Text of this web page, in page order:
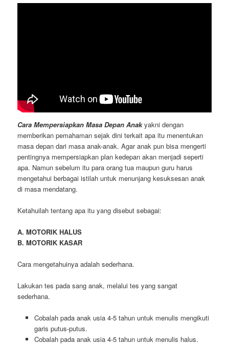
Cara Mempersiapkan Masa Depan Anakyakni dengan
memberikan pemahaman sejak dini terkait apa itu menentukan
masa depan dari masa anak-anak. Agar anak pun bisa mengerti
pentingnya mempersiapkan plan kedepan akan menjadi seperti
apa. Namun sebelum itu para orang tua maupun guru harus
mengetahui berbagai istilah untuk menunjang kesuksesan anak
di masa mendatang.
Ketahuilah tentang apa itu yang disebut sebagai:
A. MOTORIK HALUS
B. MOTORIK KASAR
Cara mengetahuinya adalah sederhana.
Lakukan tes pada sang anak, melalui tes yang sangat
sederhana.
Cobalah pada anak usia 4-5 tahun untuk menulis mengikuti
garis putus-putus.
Cobalah pada anak usia 4-5 tahun untuk menulis halus.